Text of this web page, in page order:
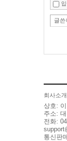
글쓴
회사소개
상호:
주소:
전화:
통신판